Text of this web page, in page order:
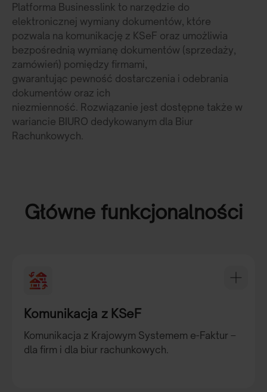
Platforma Businesslink to narzędzie do
elektronicznej wymiany dokumentów, które
pozwala na komunikację z KSeF oraz umożliwia
bezpośrednią wymianę dokumentów (sprzedaży,
zamówień) pomiędzy firmami,
gwarantując pewność dostarczenia i odebrania
dokumentów oraz ich
niezmienność. Rozwiązanie jest dostępne także w
wariancie BIURO dedykowanym dla Biur
Rachunkowych.
Główne funkcjonalności
Komunikacja z KSeF
Komunikacja z Krajowym Systemem e-Faktur –
dla firm i dla biur rachunkowych.